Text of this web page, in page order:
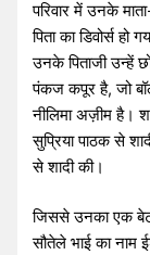
परिवार में उनके
पिता का डिवोर्स
उनके पिताजी उन्हें
पंकज कपूर है, जो
नीलिमा अज़ीम है।
सुप्रिया पाठक से
से शादी की।
जिससे उनका एक
सौतेले भाई का नाम